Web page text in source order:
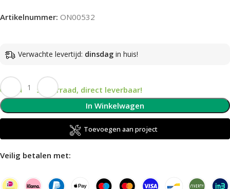
Artikelnummer: ON00532
Verwachte levertijd: dinsdag in huis!
Op voorraad, direct leverbaar!
In Winkelwagen
Toevoegen aan project
Veilig betalen met: